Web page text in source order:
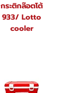
กระติกล๊อตโต้
933/ Lotto
cooler